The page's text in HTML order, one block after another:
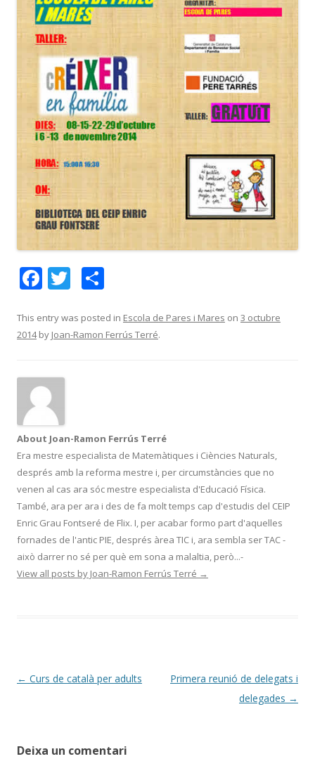
F
e
b
o
k
T
itt
er
m
p
This entry was posted in Escola de Pares i Mares on 3 octubre
2014by Joan-Ramon Ferrús Terré.
About Joan-Ramon Ferrús Terré
Era mestre especialista de Matemàtiques i Ciències Naturals,
després amb la reforma mestre i, per circumstàncies que no
venen al cas ara sóc mestre especialista d'Educació Física.
També, ara per ara i des de fa molt temps cap d'estudis del CEIP
Enric Grau Fontseré de Flix. I, per acabar formo part d'aquelles
fornades de l'antic PIE, després àrea TIC i, ara sembla ser TAC -
això darrer no sé per què em sona a malaltia, però...-
View all posts by Joan-Ramon Ferrús Terré →
Post
← Curs de català per adults
Primera reunió de delegats i
delegades →
Deixa un comentari